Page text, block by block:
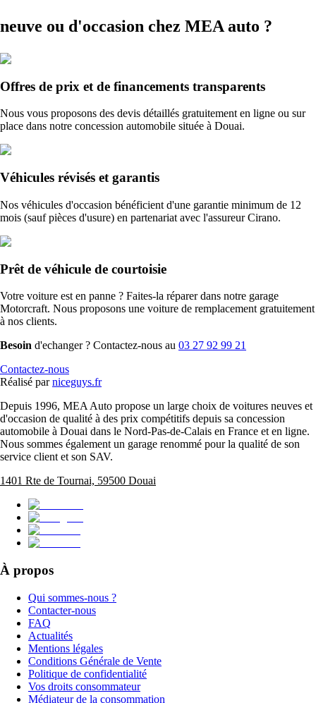
neuve ou d'occasion chez MEA auto ?
Offres de prix et de financements transparents
Nous vous proposons des devis détaillés gratuitement en ligne ou sur
place dans notre concession automobile située à Douai.
Véhicules révisés et garantis
Nos véhicules d'occasion bénéficient d'une garantie minimum de 12
mois (sauf pièces d'usure) en partenariat avec l'assureur Cirano.
Prêt de véhicule de courtoisie
Votre voiture est en panne ? Faites-la réparer dans notre garage
Motorcraft. Nous proposons une voiture de remplacement gratuitement
à nos clients.
Besoin d'echanger ? Contactez-nous au 03 27 92 99 21
Contactez-nous
Réalisé par niceguys.fr
Depuis 1996, MEA Auto propose un large choix de voitures neuves et
d'occasion de qualité à des prix compétitifs depuis sa concession
automobile à Douai dans le Nord-Pas-de-Calais en France et en ligne.
Nous sommes également un garage renommé pour la qualité de son
service client et son SAV.
1401 Rte de Tournai, 59500 Douai
À propos
Qui sommes-nous ?
Contacter-nous
FAQ
Actualités
Mentions légales
Conditions Générale de Vente
Politique de confidentialité
Vos droits consommateur
Médiateur de la consommation